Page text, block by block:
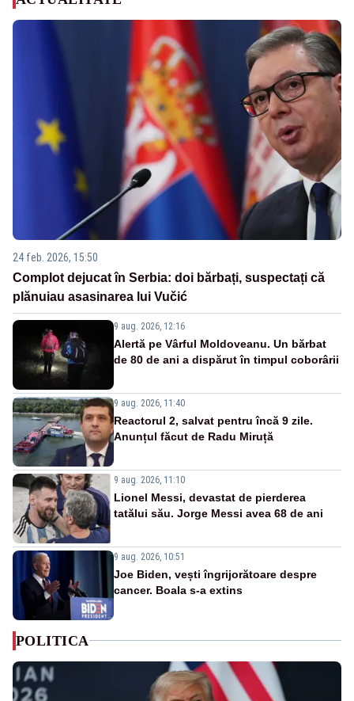
24 feb. 2026, 15:50
Complot dejucat în Serbia: doi bărbați, suspectați că
plănuiau asasinarea lui Vučić
9 aug. 2026, 12:16
Alertă pe Vârful Moldoveanu. Un bărbat
de 80 de ani a dispărut în timpul coborârii
9 aug. 2026, 11:40
Reactorul 2, salvat pentru încă 9 zile.
Anunțul făcut de Radu Miruță
9 aug. 2026, 11:10
Lionel Messi, devastat de pierderea
tatălui său. Jorge Messi avea 68 de ani
9 aug. 2026, 10:51
Joe Biden, vești îngrijorătoare despre
cancer. Boala s-a extins
POLITICA